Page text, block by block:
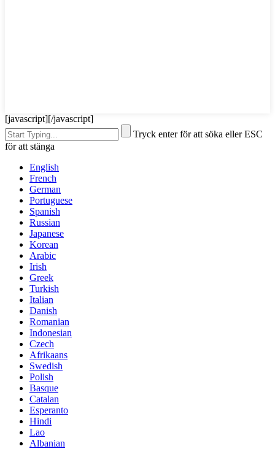
[javascript][/javascript]
Tryck enter för att söka eller ESC
för att stänga
English
French
German
Portuguese
Spanish
Russian
Japanese
Korean
Arabic
Irish
Greek
Turkish
Italian
Danish
Romanian
Indonesian
Czech
Afrikaans
Swedish
Polish
Basque
Catalan
Esperanto
Hindi
Lao
Albanian